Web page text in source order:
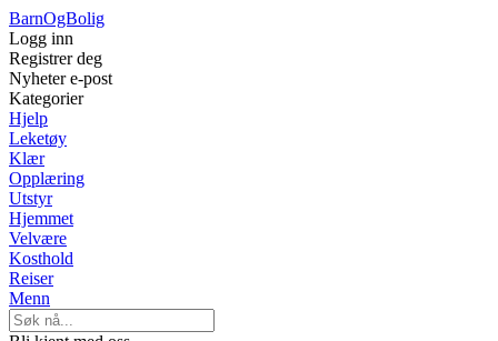
BarnOgBolig
Logg inn
Registrer deg
Nyheter e-post
Kategorier
Hjelp
Leketøy
Klær
Opplæring
Utstyr
Hjemmet
Velvære
Kosthold
Reiser
Menn